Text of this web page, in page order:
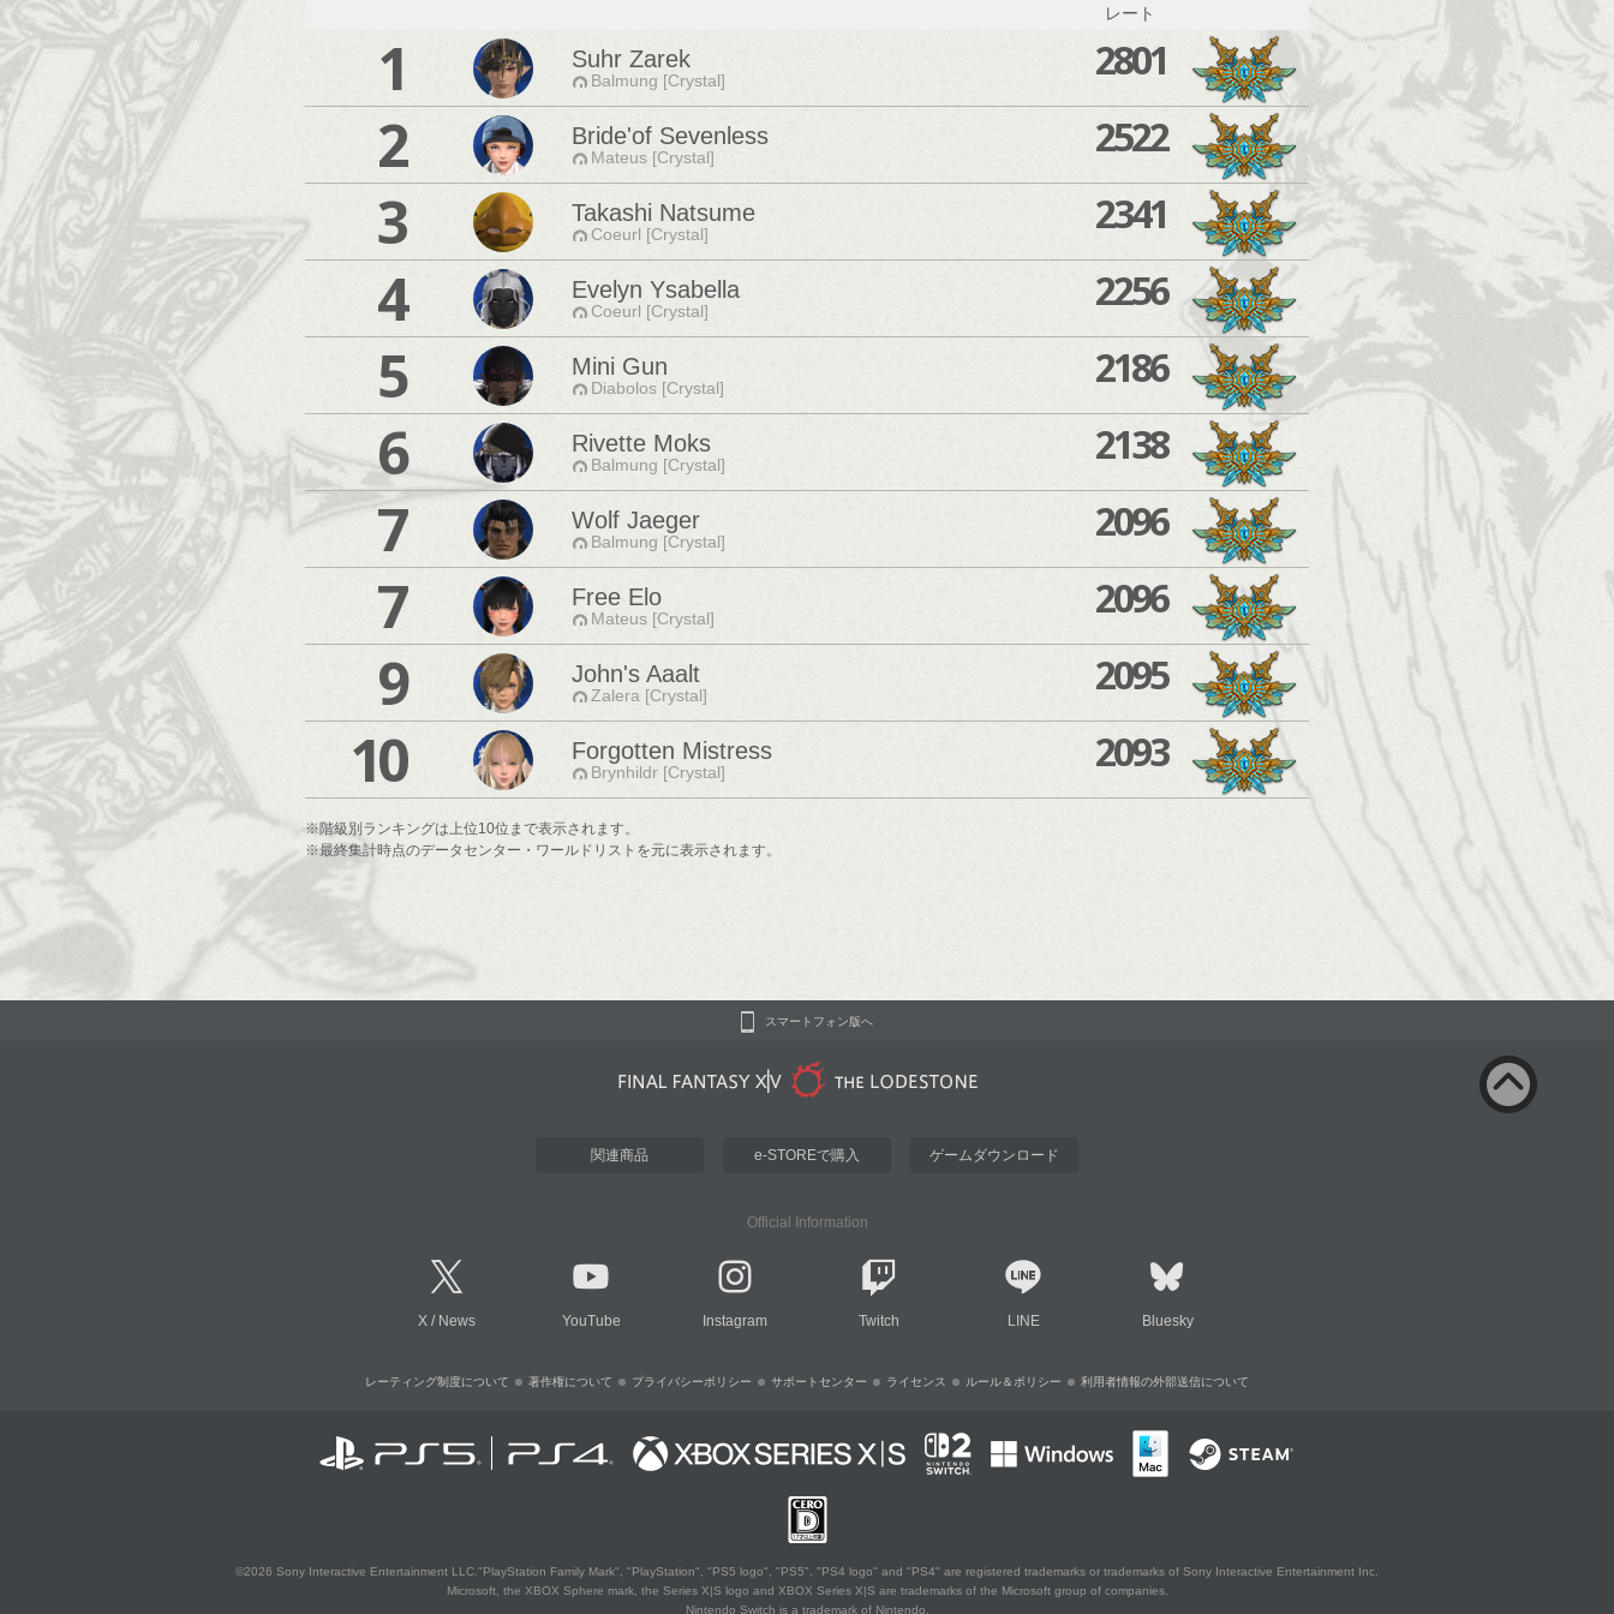
レート
1 Suhr Zarek
Balmung [Crystal] 2801
2 Bride'of Sevenless
Mateus [Crystal] 2522
3 Takashi Natsume
Coeurl [Crystal] 2341
4 Evelyn Ysabella
Coeurl [Crystal] 2256
5 Mini Gun
Diabolos [Crystal] 2186
6 Rivette Moks
Balmung [Crystal] 2138
7 Wolf Jaeger
Balmung [Crystal] 2096
7 Free Elo
Mateus [Crystal] 2096
9 John's Aaalt
Zalera [Crystal] 2095
10 Forgotten Mistress
Brynhildr [Crystal] 2093
※階級別ランキングは上位10位まで表示されます。
※最終集計時点のデータセンター・ワールドリストを元に表示されます。
スマートフォン版へ
関連商品 e-STOREで購入 ゲームダウンロード
Official Information
X / News YouTube Instagram Twitch LINE Bluesky
レーティング制度について 著作権について プライバシーポリシー サポートセンター ライセンス ルール＆ポリシー 利用者情報の外部送信について
©2026 Sony Interactive Entertainment LLC."PlayStation Family Mark", "PlayStation", "PS5 logo", "PS5", "PS4 logo" and "PS4" are registered trademarks or trademarks of Sony Interactive Entertainment Inc.
Microsoft, the XBOX Sphere mark, the Series X|S logo and XBOX Series X|S are trademarks of the Microsoft group of companies.
Nintendo Switch is a trademark of Nintendo.